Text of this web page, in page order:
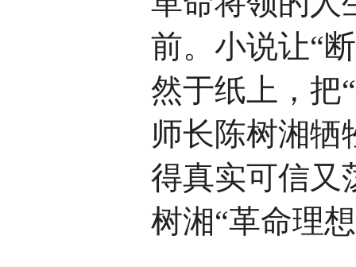
前。小说让“
然于纸上，把
师长陈树湘牺
得真实可信又
树湘“革命理